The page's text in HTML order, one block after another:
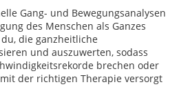
Gang- und Bewegungsanalysen
des Menschen als Ganzes
die ganzheitliche
und auszuwerten, sodass
brechen oder
der richtigen Therapie versorgt